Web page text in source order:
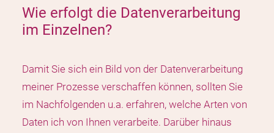
Wie erfolgt die Datenverarbeitung
im Einzelnen?
Damit Sie sich ein Bild von der Datenverarbeitung
meiner Prozesse verschaffen können, sollten Sie
im Nachfolgenden u.a. erfahren, welche Arten von
Daten ich von Ihnen verarbeite. Darüber hinaus